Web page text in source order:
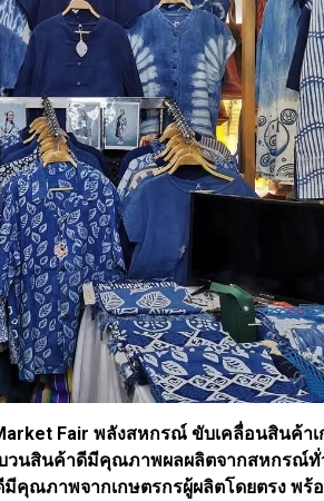
Fair พลังสหกรณ์ ขับเคลื่อนสินค้า
วนสินค้าดีมีคุณภาพผลผลิตจากสหกรณ์ทั่
คุณภาพจากเกษตรกรผู้ผลิตโดยตรง พร้